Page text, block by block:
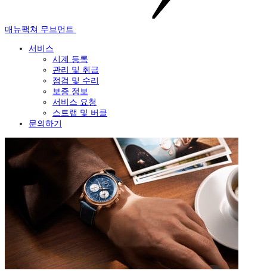
매뉴팩쳐 무브먼트
서비스
시계 등록
관리 및 취급
점검 및 수리
보증 정보
서비스 요청
스트랩 및 버클
문의하기